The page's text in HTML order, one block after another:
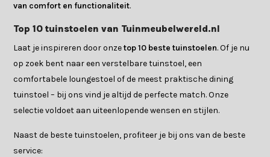
van comfort en functionaliteit.
Top 10 tuinstoelen van Tuinmeubelwereld.nl
Laat je inspireren door onzetop 10 beste tuinstoelen. Of je nu
op zoek bent naar een verstelbare tuinstoel, een
comfortabele loungestoel of de meest praktische dining
tuinstoel – bij ons vind je altijd de perfecte match. Onze
selectie voldoet aan uiteenlopende wensen en stijlen.
Naast de beste tuinstoelen, profiteer je bij ons van de beste
service: